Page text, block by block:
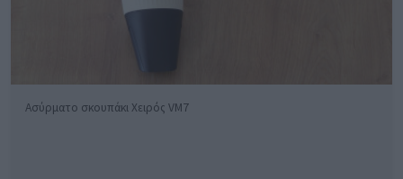
Ασύρματο σκουπάκι Χειρός VM7